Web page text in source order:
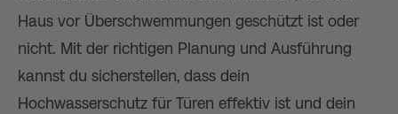
Haus vor Überschwemmungen geschützt ist oder
nicht. Mit der richtigen Planung und Ausführung
kannst du sicherstellen, dass dein
Hochwasserschutz für Türen effektiv ist und dein